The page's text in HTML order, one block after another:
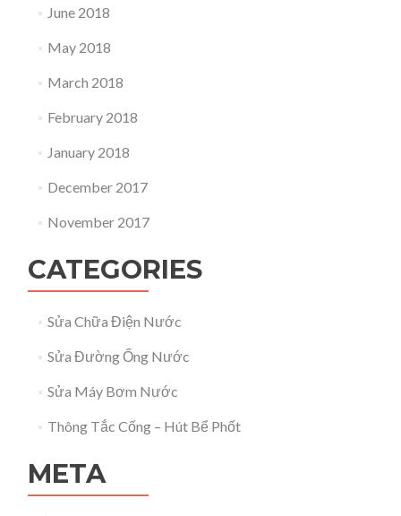
June 2018
May 2018
March 2018
February 2018
January 2018
December 2017
November 2017
CATEGORIES
Sửa Chữa Điện Nước
Sửa Đường Ống Nước
Sửa Máy Bơm Nước
Thông Tắc Cống – Hút Bể Phốt
META